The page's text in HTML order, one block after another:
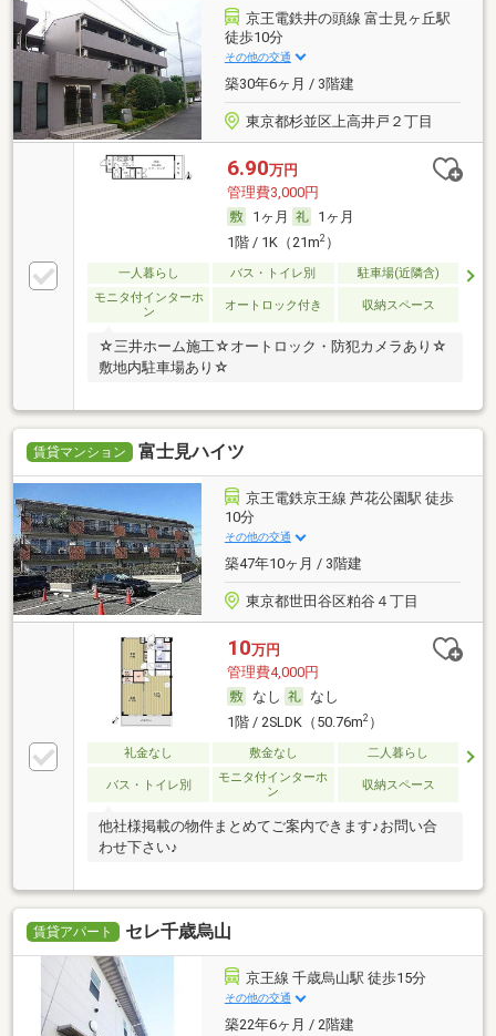
京王電鉄井の頭線 富士見ヶ丘駅
徒歩10分
その他の交通
築30年6ヶ月 / 3階建
東京都杉並区上高井戸２丁目
6.90万円
管理費3,000円
1ヶ月
1ヶ月
1階 / 1K（21m2）
一人暮らし バス・トイレ別
駐車場(近隣含)
モニタ付インターホ
ン
オートロック付き 収納スペース
☆三井ホーム施工☆オートロック・防犯カメラあり☆
敷地内駐車場あり☆
賃貸マンション 富士見ハイツ
京王電鉄京王線 芦花公園駅 徒歩
10分
その他の交通
築47年10ヶ月 / 3階建
東京都世田谷区粕谷４丁目
10万円
管理費4,000円
なし
なし
1階 / 2SLDK（50.76m2）
礼金なし 敷金なし 二人暮らし
バス・トイレ別
モニタ付インターホ
ン
収納スペース
他社様掲載の物件まとめてご案内できます♪お問い合
わせ下さい♪
賃貸アパート セレ千歳烏山
京王線 千歳烏山駅 徒歩15分
その他の交通
築22年6ヶ月 / 2階建